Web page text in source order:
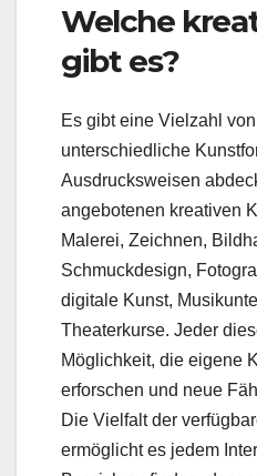
Welche
gibt es?
Es gibt eine Vielzahl
unterschiedliche
Ausdrucksweisen
angebotenen kreativen
Malerei, Zeichnen,
Schmuckdesign,
digitale Kunst,
Theaterkurse. Jeder
Möglichkeit, die eigene
erforschen und neue
Die Vielfalt der
ermöglicht es jedem